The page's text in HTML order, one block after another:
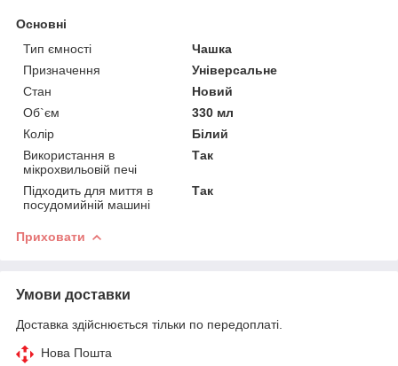
Основні
Тип ємності
Чашка
Призначення
Універсальне
Стан
Новий
Об`єм
330 мл
Колір
Білий
Використання в
мікрохвильовій печі
Так
Підходить для миття в
посудомийній машині
Так
Приховати
Умови доставки
Доставка здійснюється тільки по передоплаті.
Нова Пошта